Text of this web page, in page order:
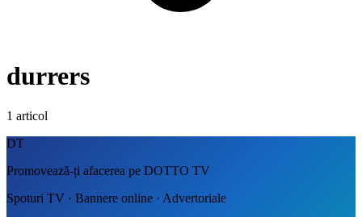
durrers
1 articol
DT
Promovează-ți afacerea pe DOTTO TV
Spoturi TV · Bannere online · Advertoriale